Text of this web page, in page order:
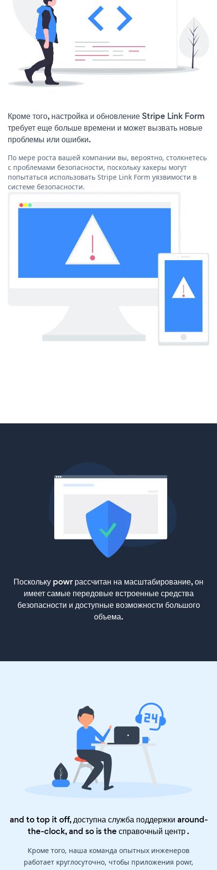
Кроме того, настройка и обновление Stripe Link Form
требует еще больше времени и может вызвать новые
проблемы или ошибки.
По мере роста вашей компании вы, вероятно, столкнетесь
с проблемами безопасности, поскольку хакеры могут
попытаться использовать Stripe Link Form уязвимости в
системе безопасности.
Поскольку powr рассчитан на масштабирование, он
имеет самые передовые встроенные средства
безопасности и доступные возможности большого
объема.
and to top it off, доступна служба поддержки around-
the-clock, and so is theсправочный центр.
Кроме того, наша команда опытных инженеров
работает круглосуточно, чтобы приложения powr,